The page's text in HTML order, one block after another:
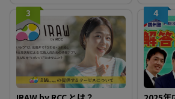
3
4